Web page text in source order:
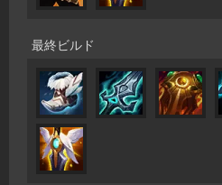
最終ビルド